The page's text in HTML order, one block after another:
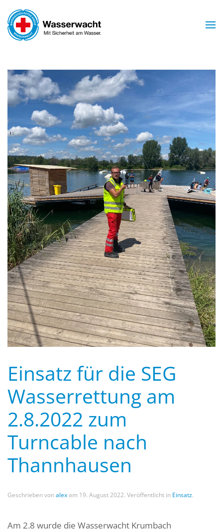
Skip to main content
Einsatz für die SEG
Wasserrettung am
2.8.2022 zum
Turncable nach
Thannhausen
Geschrieben vonalexam 19. August 2022. Veröffentlicht in Einsatz.
Am 2.8 wurde die Wasserwacht Krumbach